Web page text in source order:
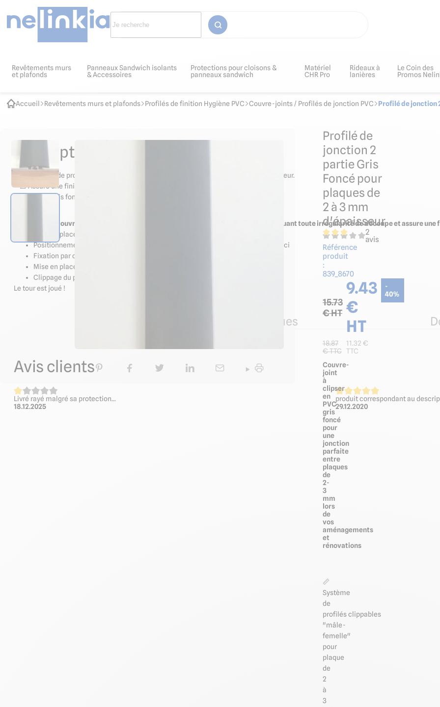
Revêtements murs
et plafonds
Panneaux Sandwich isolants
& Accessoires
Protections pour cloisons &
panneaux sandwich
Matériel
CHR Pro
Rideaux à
lanières
Le Coin des
Promos
Accueil Revêtements murs et plafonds Profilés de finition Hygiène PVC Couvre-joints / Profilés de jonction PVC Profilé de jonction
Profilé de
jonction 2
partie Gris
Foncé pour
plaques de
2 à 3 mm
d'épaisseur
2
avis
Référence
produit
:
839_8670
15.73
€ HT
9.43
€
HT
-
40%
18.87
€ TTC
11.32 €
TTC
Couvre-
joint
à
clipser
en
PVC
gris
foncé
pour
une
jonction
parfaite
entre
plaques
de
2-
3
mm
lors
de
vos
aménagements
et
rénovations
📏
Système
de
profilés clippables
"mâle-
femelle"
pour
plaque
de
2
à
3
Descriptif et normes produit
📏 Système de profilés clippables "mâle-femelle" pour plaque de 2 à 3 mm d'épaisseur.
📐 Assure une finition parfaite
⚪️ Coloris gris foncé proche RAL 7015
Notre profilé couvre-joint permet la jonction entre deux plaques de 2-3 mm en masquant toute irrégularité de découpe et assure
Mise en place et fixation d'une première plaque
Positionnement du profilé femelle sous cette plaque par glissement sous celle-ci
Fixation par collage ou vissage
Mise en place et fixation de la seconde plaque
Clippage du profilé mâle dans le profilé femelle
Le tour est joué !
Caractéristiques techniques
Avis clients
Livré rayé malgré sa protection...
18.12.2025
produit correspondant au
29.12.2020